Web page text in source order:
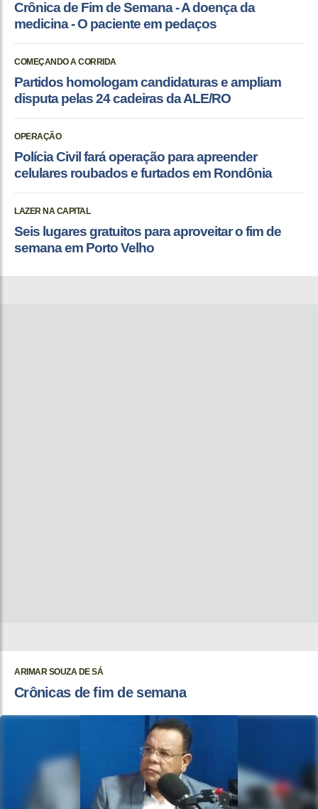
Crônica de Fim de Semana - A doença da
medicina - O paciente em pedaços
COMEÇANDO A CORRIDA
Partidos homologam candidaturas e ampliam
disputa pelas 24 cadeiras da ALE/RO
OPERAÇÃO
Polícia Civil fará operação para apreender
celulares roubados e furtados em Rondônia
LAZER NA CAPITAL
Seis lugares gratuitos para aproveitar o fim de
semana em Porto Velho
ARIMAR SOUZA DE SÁ
Crônicas de fim de semana